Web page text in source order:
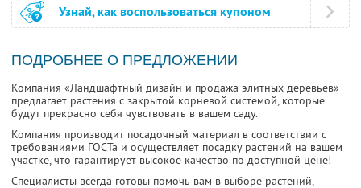
Узнай, как воспользоваться купоном
ПОДРОБНЕЕ О ПРЕДЛОЖЕНИИ
Компания «Ландшафтный дизайн и продажа элитных деревьев»
предлагает растения с закрытой корневой системой, которые
будут прекрасно себя чувствовать в вашем саду.
Компания производит посадочный материал в соответствии с
требованиями ГОСТа и осуществляет посадку растений на вашем
участке, что гарантирует высокое качество по доступной цене!
Специалисты всегда готовы помочь вам в выборе растений,